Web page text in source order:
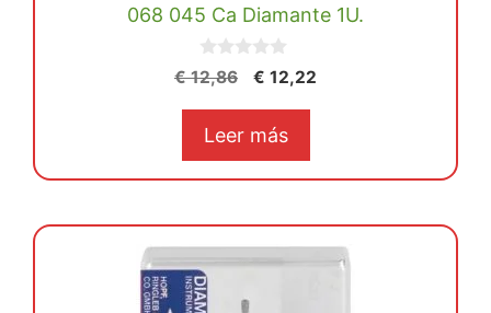
068 045 Ca Diamante 1U.
0
d
€12,86
El
original
€ 12,86.
€ 12,22
€ 12,22.
Leer más